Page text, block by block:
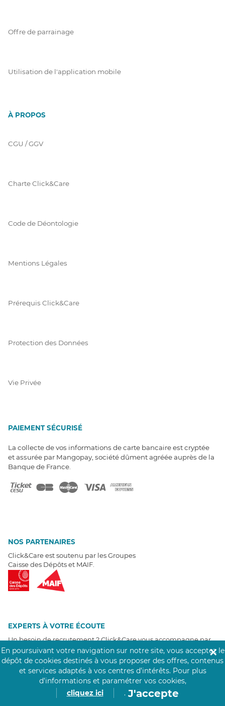
Offre de parrainage
Utilisation de l'application mobile
À PROPOS
CGU / GGV
Charte Click&Care
Code de Déontologie
Mentions Légales
Prérequis Click&Care
Protection des Données
Vie Privée
PAIEMENT SÉCURISÉ
La collecte de vos informations de carte bancaire est cryptée
et assurée par Mangopay, société dûment agréée auprès de la
Banque de France.
NOS PARTENAIRES
Click&Care est soutenu par les Groupes
Caisse des Dépôts et MAIF.
EXPERTS À VOTRE ÉCOUTE
Un besoin de recrutement ? Click&Care vous accompagne par
téléphone 7/7.
Être rappelé aujourd'hui
MOIGNAGES CLIENTS
En poursuivant votre navigation sur notre site, vous acceptez le
dépôt de cookies destinés à vous proposer des offres, contenus
et services adaptés à vos centres d’intérêts. Pour plus
d’informations et paramétrer vos cookies,
cliquez ici
. J'accepte
✕